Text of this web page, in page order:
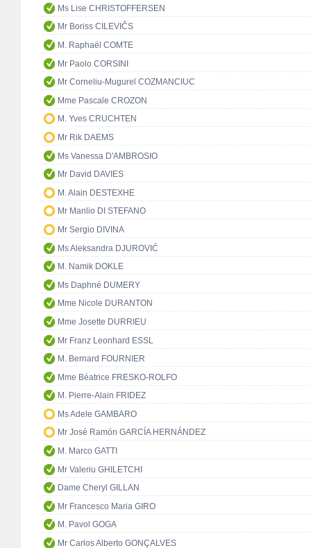
Ms Lise CHRISTOFFERSEN
Mr Boriss CILEVIČS
M. Raphaël COMTE
Mr Paolo CORSINI
Mr Corneliu-Mugurel COZMANCIUC
Mme Pascale CROZON
M. Yves CRUCHTEN
Mr Rik DAEMS
Ms Vanessa D'AMBROSIO
Mr David DAVIES
M. Alain DESTEXHE
Mr Manlio DI STEFANO
Mr Sergio DIVINA
Ms Aleksandra DJUROVIĆ
M. Namik DOKLE
Ms Daphné DUMERY
Mme Nicole DURANTON
Mme Josette DURRIEU
Mr Franz Leonhard ESSL
M. Bernard FOURNIER
Mme Béatrice FRESKO-ROLFO
M. Pierre-Alain FRIDEZ
Ms Adele GAMBARO
Mr José Ramón GARCÍA HERNÁNDEZ
M. Marco GATTI
Mr Valeriu GHILETCHI
Dame Cheryl GILLAN
Mr Francesco Maria GIRO
M. Pavol GOGA
Mr Carlos Alberto GONÇALVES